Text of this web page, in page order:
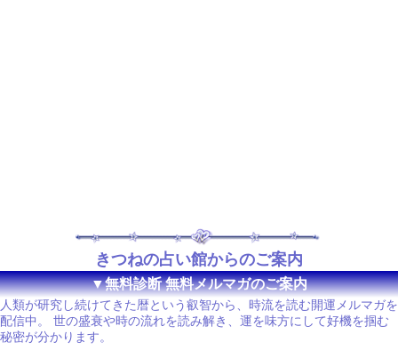
きつねの占い館からのご案内
▼無料診断 無料メルマガのご案内
人類が研究し続けてきた暦という叡智から、時流を読む開運メルマガを
配信中。 世の盛衰や時の流れを読み解き、運を味方にして好機を掴む
秘密が分かります。